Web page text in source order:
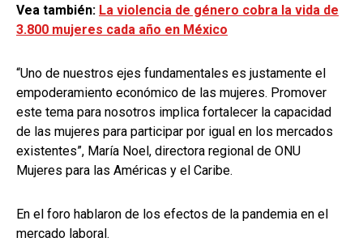
Vea también: La violencia de género cobra la vida de
3.800 mujeres cada año en México
“Uno de nuestros ejes fundamentales es justamente el
empoderamiento económico de las mujeres. Promover
este tema para nosotros implica fortalecer la capacidad
de las mujeres para participar por igual en los mercados
existentes”, María Noel, directora regional de ONU
Mujeres para las Américas y el Caribe.
En el foro hablaron de los efectos de la pandemia en el
mercado laboral.